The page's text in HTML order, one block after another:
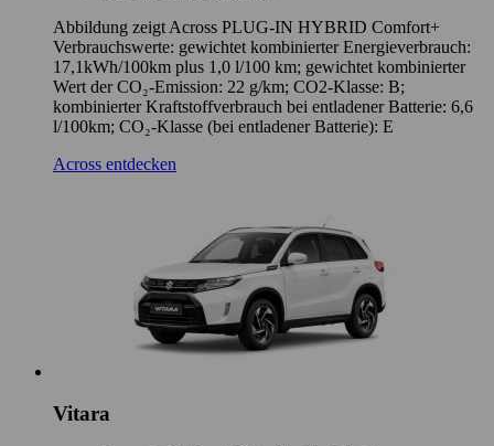
Abbildung zeigt Across PLUG-IN HYBRID Comfort+
Verbrauchswerte: gewichtet kombinierter Energieverbrauch:
17,1kWh/100km plus 1,0 l/100 km; gewichtet kombinierter
Wert der CO₂-Emission: 22 g/km; CO2-Klasse: B;
kombinierter Kraftstoffverbrauch bei entladener Batterie: 6,6
l/100km; CO₂-Klasse (bei entladener Batterie): E
Across entdecken
Vitara